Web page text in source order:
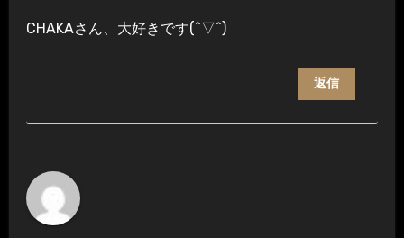
CHAKAさん、大好きです(^▽^)
返信